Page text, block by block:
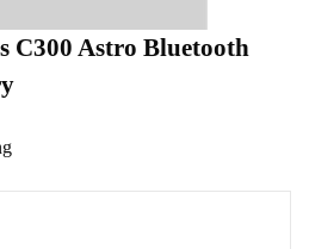
C300 Astro Bluetooth